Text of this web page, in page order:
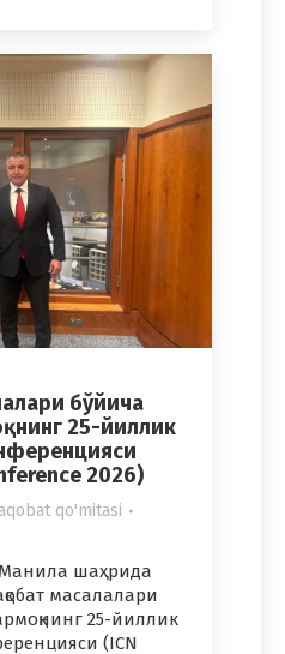
бўйича
25-йиллик
2026)
qo'mitasi
шаҳрида
масалалари
25-йиллик
(ICN